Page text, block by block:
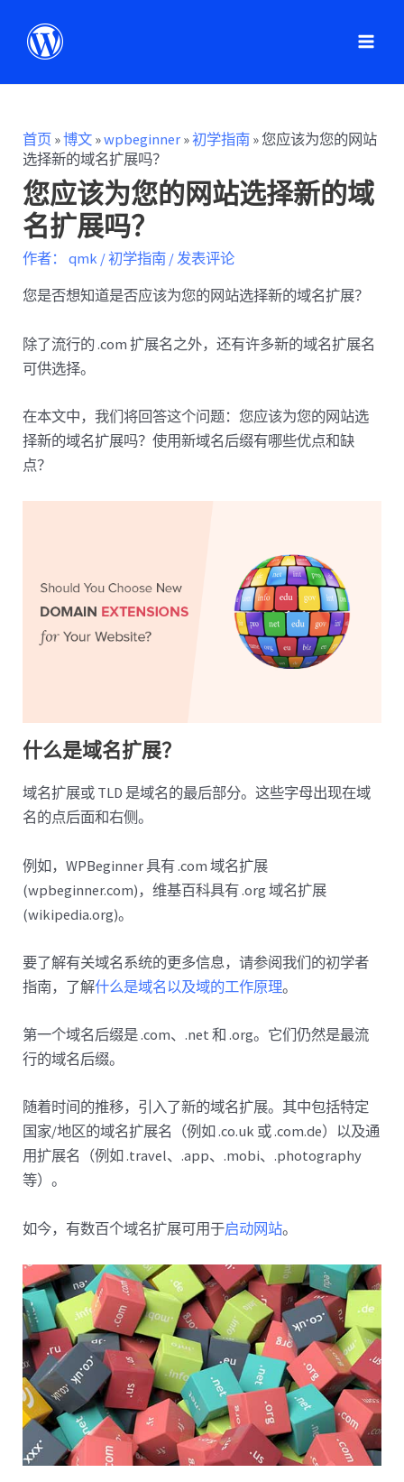
首页 »博文 »wpbeginner »初学指南 »您应该为您的网站
选择新的域名扩展吗？
您应该为您的网站选择新的域
名扩展吗？
作者： qmk /初学指南 /发表评论
您是否想知道是否应该为您的网站选择新的域名扩展？
除了流行的 .com 扩展名之外，还有许多新的域名扩展名
可供选择。
在本文中，我们将回答这个问题：您应该为您的网站选
择新的域名扩展吗？使用新域名后缀有哪些优点和缺
点？
什么是域名扩展？
域名扩展或 TLD 是域名的最后部分。这些字母出现在域
名的点后面和右侧。
例如，WPBeginner 具有 .com 域名扩展
(wpbeginner.com)，维基百科具有 .org 域名扩展
(wikipedia.org)。
要了解有关域名系统的更多信息，请参阅我们的初学者
指南，了解什么是域名以及域的工作原理。
第一个域名后缀是 .com、.net 和 .org。它们仍然是最流
行的域名后缀。
随着时间的推移，引入了新的域名扩展。其中包括特定
国家/地区的域名扩展名（例如 .co.uk 或 .com.de）以及通
用扩展名（例如 .travel、.app、.mobi、.photography
等）。
如今，有数百个域名扩展可用于启动网站。